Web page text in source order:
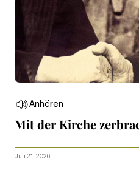
Anhören
Mit der Kirche
Juli 21, 2026